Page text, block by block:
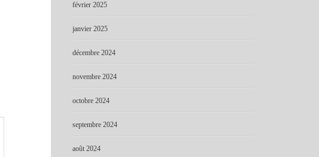
février 2025
janvier 2025
décembre 2024
novembre 2024
octobre 2024
septembre 2024
août 2024